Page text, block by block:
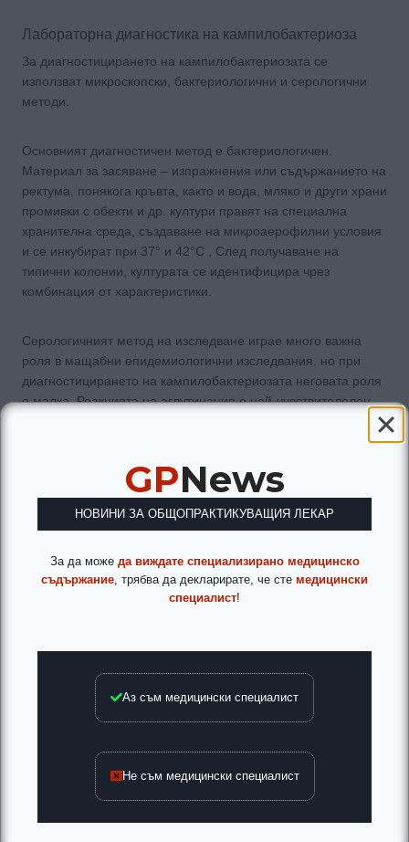
Лабораторна диагностика на кампилобактериоза
За диагностицирането на кампилобактериозата се
използват микроскопски, бактериологични и серологични
методи.
Основният диагностичен метод е бактериологичен.
Материал за засяване – изпражнения или съдържанието на
ректума, понякога кръвта, както и вода, мляко и други храни
промивки с обекти и др. култури правят на специална
хранителна среда, създаване на микроаерофилни условия
и се инкубират при 37° и 42°С , След получаване на
типични колонии, културата се идентифицира чрез
комбинация от характеристики.
Серологичният метод на изследване играе много важна
роля в мащабни епидемиологични изследвания, но при
диагностицирането на кампилобактериозата неговата роля
е малка. Реакцията на аглутинация е най-чувствителелен
имуноелектрофореза и RPHA също могат да се използват.
Лечение на кампилобактериоза
перорална рехидратация, пробиотици, диетично хранене.
Ефективни антибиотици за лечение на
кампилобактериозата са гентамицин, макролидите и
Строго спазване на стандартите за преработка,
транспортиране и съхранение на храни, лична хигиена и
(особено животновъдни стопанства).
GPNews
НОВИНИ ЗА ОБЩОПРАКТИКУВАЩИЯ ЛЕКАР
За да може да виждате специализирано медицинско
съдържание , трябва да декларирате, че сте медицински
специалист!
Аз съм медицински специалист
Не съм медицински специалист